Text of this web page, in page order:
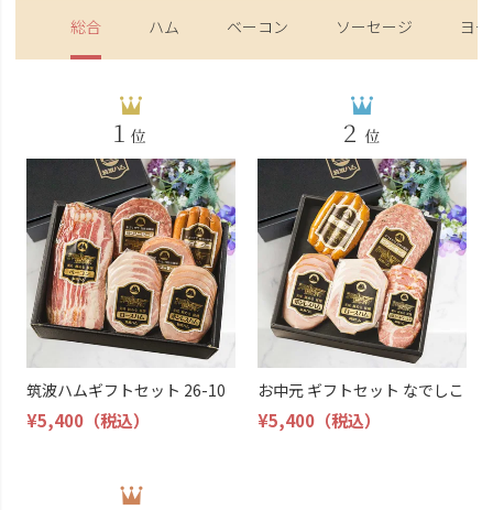
総合 ハム ベーコン ソーセージ ヨ
筑波ハムギフトセット 26-10
¥5,400 （税込）
お中元 ギフトセット なでしこ
¥5,400 （税込）